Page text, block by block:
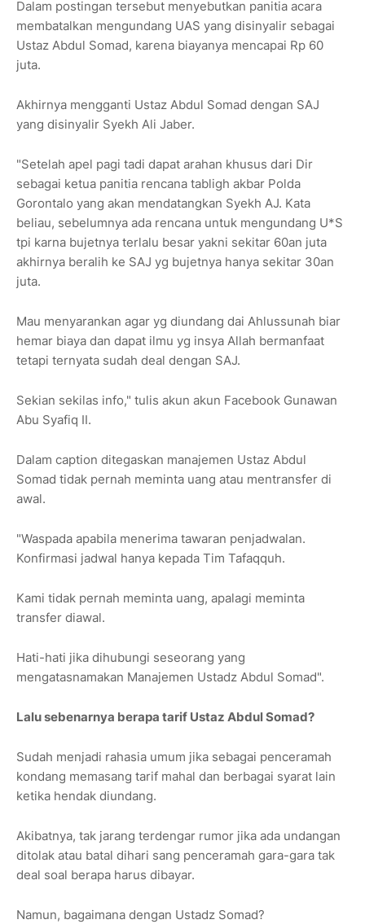
Dalam postingan tersebut menyebutkan panitia acara
membatalkan mengundang UAS yang disinyalir sebagai
Ustaz Abdul Somad, karena biayanya mencapai Rp 60
juta.
Akhirnya mengganti Ustaz Abdul Somad dengan SAJ
yang disinyalir Syekh Ali Jaber.
"Setelah apel pagi tadi dapat arahan khusus dari Dir
sebagai ketua panitia rencana tabligh akbar Polda
Gorontalo yang akan mendatangkan Syekh AJ. Kata
beliau, sebelumnya ada rencana untuk mengundang U*S
tpi karna bujetnya terlalu besar yakni sekitar 60an juta
akhirnya beralih ke SAJ yg bujetnya hanya sekitar 30an
juta.
Mau menyarankan agar yg diundang dai Ahlussunah biar
hemar biaya dan dapat ilmu yg insya Allah bermanfaat
tetapi ternyata sudah deal dengan SAJ.
Sekian sekilas info," tulis akun akun Facebook Gunawan
Abu Syafiq II.
Dalam caption ditegaskan manajemen Ustaz Abdul
Somad tidak pernah meminta uang atau mentransfer di
awal.
"Waspada apabila menerima tawaran penjadwalan.
Konfirmasi jadwal hanya kepada Tim Tafaqquh.
Kami tidak pernah meminta uang, apalagi meminta
transfer diawal.
Hati-hati jika dihubungi seseorang yang
mengatasnamakan Manajemen Ustadz Abdul Somad".
Lalu sebenarnya berapa tarif Ustaz Abdul Somad?
Sudah menjadi rahasia umum jika sebagai penceramah
kondang memasang tarif mahal dan berbagai syarat lain
ketika hendak diundang.
Akibatnya, tak jarang terdengar rumor jika ada undangan
ditolak atau batal dihari sang penceramah gara-gara tak
deal soal berapa harus dibayar.
Namun, bagaimana dengan Ustadz Somad?